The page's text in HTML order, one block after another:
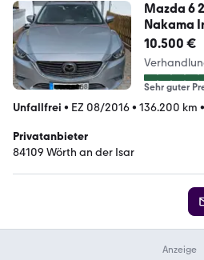
Mazda 6
Nakama
10.500 €
Sehr guter
Unfallfrei • EZ 08/2016• 136.200 km •
Privatanbieter
84109 Wörth an der Isar